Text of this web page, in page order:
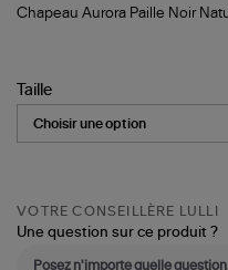
Chapeau
Naturel
Chapeau Aurora Paille Noir
Taille
VOTRE CONSEILLÈRE LULLI
Une question sur ce produit ?